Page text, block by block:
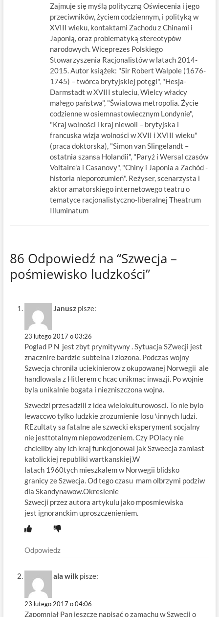
Zajmuje się myślą polityczną Oświecenia i jego
przeciwników, życiem codziennym, i polityką w
XVIII wieku, kontaktami Zachodu z Chinami i
Japonią, oraz problematyką stereotypów
narodowych. Wiceprezes Polskiego
Stowarzyszenia Racjonalistów w latach 2014-
2015. Autor książek: "Sir Robert Walpole (1676-
1745) – twórca brytyjskiej potęgi", "Hesja-
Darmstadt w XVIII stuleciu, Wielcy władcy
małego państwa", "Światowa metropolia. Życie
codzienne w osiemnastowiecznym Londynie",
"Kraj wolności i kraj niewoli – brytyjska i
francuska wizja wolności w XVII i XVIII wieku"
(praca doktorska), "Simon van Slingelandt –
ostatnia szansa Holandii", "Paryż i Wersal czasów
Voltaire'a i Casanovy", "Chiny i Japonia a Zachód -
historia nieporozumień". Reżyser, scenarzysta i
aktor amatorskiego internetowego teatru o
tematyce racjonalistyczno-liberalnej Theatrum
Illuminatum
86 Odpowiedź na “Szwecja –
pośmiewisko ludzkości”
Janusz pisze:
23 lutego 2017 o 03:26
Poglad P N jest zbyt prymitywny . Sytuacja SZwecji jest
znacznire bardzie subtelna i zlozona. Podczas wojny
Szwecja chronila uciekinierow z okupowanej Norwegii ale
handlowala z Hitlerem c hcac unikmac inwazji. Po wojnie
byla unikalnie bogata i niezniszczona wojna.
Szwedzi przesadzili z idea wielokulturowosci. To nie bylo
lewaccwo tylko ludzkie zrozumienie losu \innych ludzi.
REzultaty sa fatalne ale szwecki eksperyment socjalny
nie jesttotalnym niepowodzeniem. Czy POlacy nie
chcieliby aby ich kraj funkcjonowal jak Szweecja zamiast
katolickiej republiki wartkanskiej.W
latach 1960tych mieszkalem w Norwegii blidsko
granicy ze Szwecja. Od tego czasu mam olbrzymi podziw
dla Skandynawow.Okreslenie
Szwecji przez autora artykulu jako mposmiewiska
jest ignoranckim uproszczenieniem.
Odpowiedz
ala wilk pisze:
23 lutego 2017 o 04:06
Zapomniał Pan jeszcze napisać o zamachu w Szwecji o